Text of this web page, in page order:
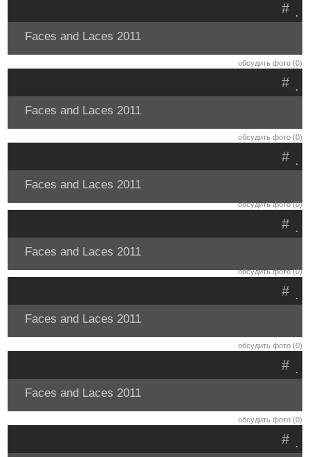
.
#
Faces and Laces 2011
обсудить фото (0)
.
#
Faces and Laces 2011
обсудить фото (0)
.
#
Faces and Laces 2011
обсудить фото (0)
.
#
Faces and Laces 2011
обсудить фото (0)
.
#
Faces and Laces 2011
обсудить фото (0)
.
#
Faces and Laces 2011
обсудить фото (0)
.
#